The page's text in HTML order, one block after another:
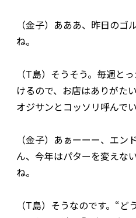
（金子）あああ、昨日の
ね。
（T島）そうそう。毎週と
けるので、お店はありがた
オジサンとコッソリ呼んで
（金子）あぁーーー、エ
ん、今年はパターを変えな
ね。
（T島）そうなのです。“